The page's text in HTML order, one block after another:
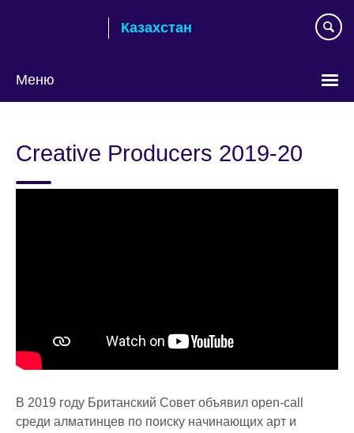
Казахстан
Меню
Creative Producers 2019-20
В 2019 году Британский Совет объявил open-call
среди алматинцев по поиску начинающих арт и